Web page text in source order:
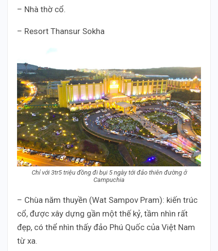
– Nhà thờ cổ.
– Resort Thansur Sokha
Chỉ với 3tr5 triệu đồng đi bụi 5 ngày tới đảo thiên đường ở
Campuchia
– Chùa năm thuyền (Wat Sampov Pram): kiến trúc
cổ, được xây dựng gần một thế kỷ, tầm nhìn rất
đẹp, có thể nhìn thấy đảo Phú Quốc của Việt Nam
từ xa.